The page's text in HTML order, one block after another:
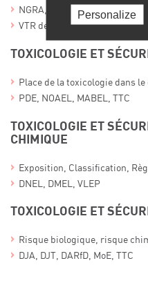
NGRA, IATA, AOP
VTR de substances à seuil et
TOXICOLOGIE ET
Place de la toxicologie dans
PDE, NOAEL, MABEL, TTC
TOXICOLOGIE ET
CHIMIQUE
Exposition, Classification,
DNEL, DMEL, VLEP
TOXICOLOGIE ET
Risque biologique, risque
DJA, DJT, DARfD, MoE, TTC
Personalize